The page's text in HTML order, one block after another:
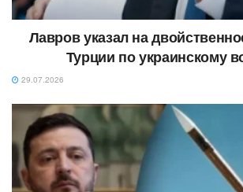
Лавров указал на
Турции по украинскому
29.07.2026